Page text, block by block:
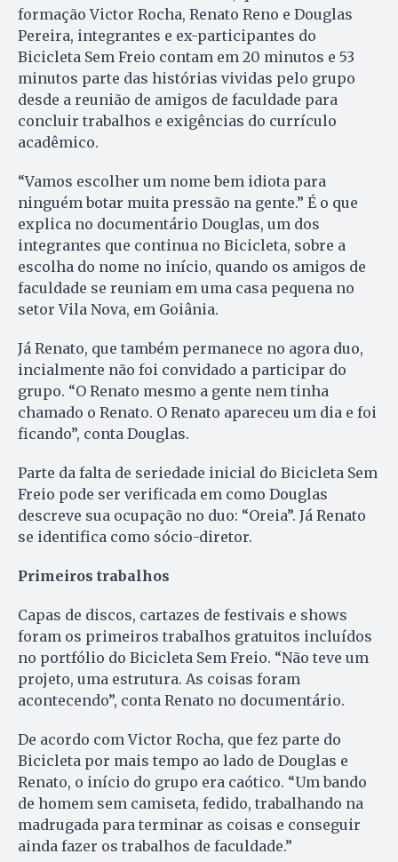
formação Victor Rocha, Renato Reno e Douglas
Pereira, integrantes e ex-participantes do
Bicicleta Sem Freio contam em 20 minutos e 53
minutos parte das histórias vividas pelo grupo
desde a reunião de amigos de faculdade para
concluir trabalhos e exigências do currículo
acadêmico.
“Vamos escolher um nome bem idiota para
ninguém botar muita pressão na gente.” É o que
explica no documentário Douglas, um dos
integrantes que continua no Bicicleta, sobre a
escolha do nome no início, quando os amigos de
faculdade se reuniam em uma casa pequena no
setor Vila Nova, em Goiânia.
Já Renato, que também permanece no agora duo,
incialmente não foi convidado a participar do
grupo. “O Renato mesmo a gente nem tinha
chamado o Renato. O Renato apareceu um dia e foi
ficando”, conta Douglas.
Parte da falta de seriedade inicial do Bicicleta Sem
Freio pode ser verificada em como Douglas
descreve sua ocupação no duo: “Oreia”. Já Renato
se identifica como sócio-diretor.
Primeiros trabalhos
Capas de discos, cartazes de festivais e shows
foram os primeiros trabalhos gratuitos incluídos
no portfólio do Bicicleta Sem Freio. “Não teve um
projeto, uma estrutura. As coisas foram
acontecendo”, conta Renato no documentário.
De acordo com Victor Rocha, que fez parte do
Bicicleta por mais tempo ao lado de Douglas e
Renato, o início do grupo era caótico. “Um bando
de homem sem camiseta, fedido, trabalhando na
madrugada para terminar as coisas e conseguir
ainda fazer os trabalhos de faculdade.”